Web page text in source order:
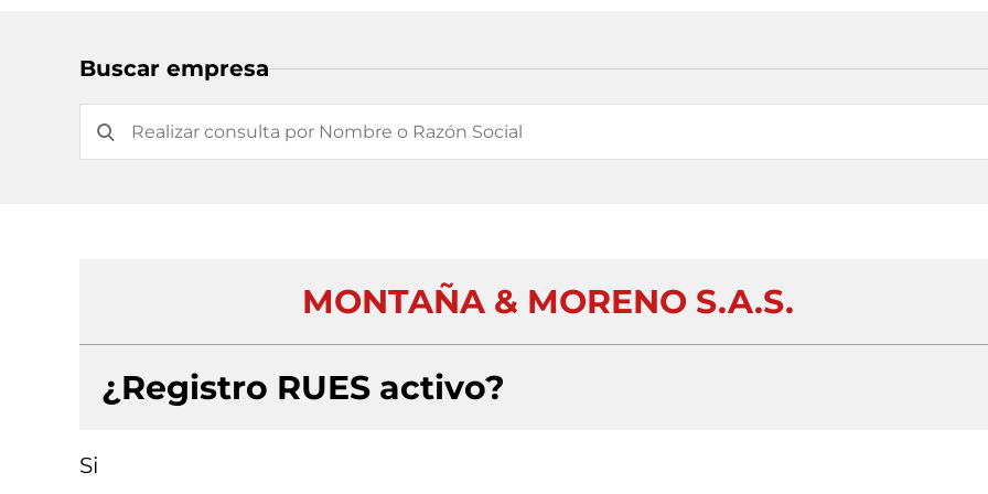
Buscar empresa
MONTAÑA & MORENO S.A.S.
¿Registro RUES activo?
Si